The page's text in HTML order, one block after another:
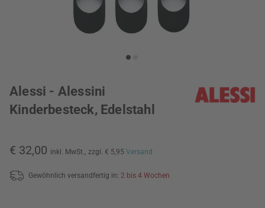
Alessi - Alessini
Kinderbesteck, Edelstahl
€ 32,00 inkl. MwSt., zzgl. € 5,95 Versand
Gewöhnlich versandfertig in: 2 bis 4 Wochen